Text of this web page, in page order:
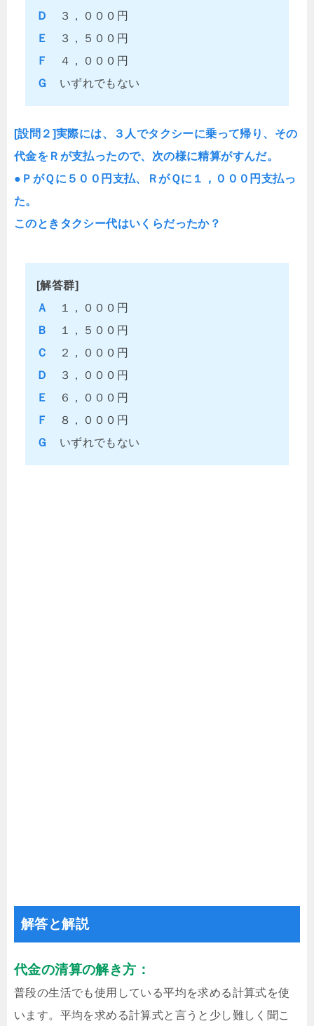
Ｄ
３，０００円
Ｅ
３，５００円
Ｆ
４，０００円
Ｇ
いずれでもない
[設問２]実際には、３人でタクシーに乗って帰り、その
代金をＲが支払ったので、次の様に精算がすんだ。
●ＰがＱに５００円支払、ＲがＱに１，０００円支払っ
た。
このときタクシー代はいくらだったか？
[解答群]
Ａ
１，０００円
Ｂ
１，５００円
Ｃ
２，０００円
Ｄ
３，０００円
Ｅ
６，０００円
Ｆ
８，０００円
Ｇ
いずれでもない
解答と解説
代金の清算の解き方：
普段の生活でも使用している平均を求める計算式を使
います。平均を求める計算式と言うと少し難しく聞こ